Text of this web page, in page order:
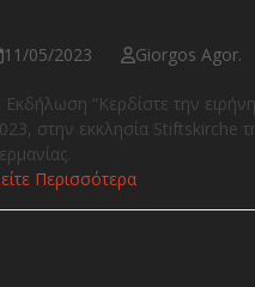
11/05/2023 Giorgos Agor.
Εκδήλωση “Κερδίστε την
στην εκκλησία Stiftskirche
Περισσότερα